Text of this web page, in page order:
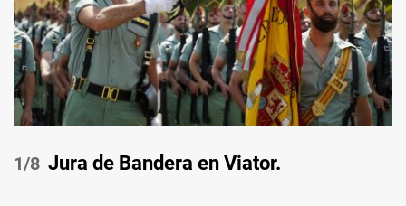
/8 Jura de Bandera en Viator.